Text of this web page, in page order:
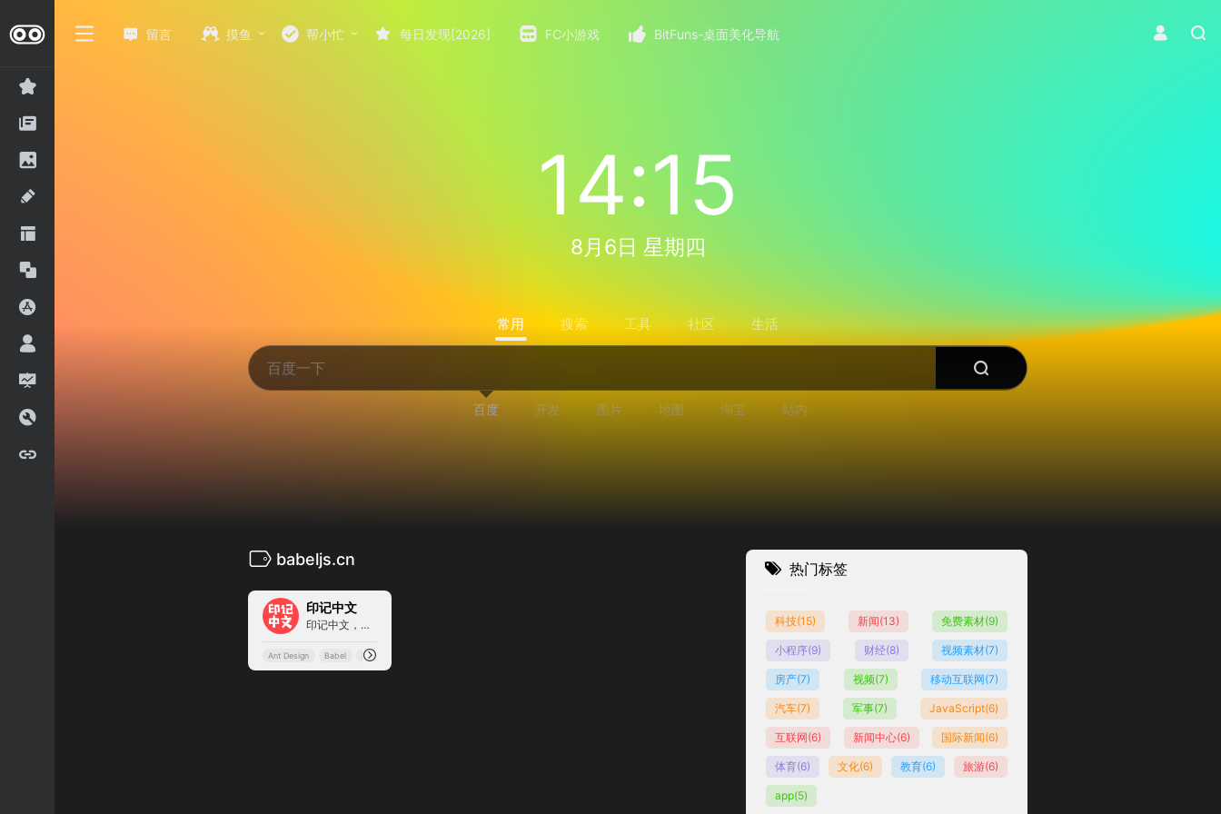
留言 摸鱼 帮小忙 每日发现[2026] FC小游戏 BitFuns-桌面美化导航
14:15
8月6日 星期四
常用 搜索 工具 社区 生活
百度 开发 图片 地图 淘宝 站内
babeljs.cn
印记中文
印记中文，深入挖掘国外前端新领域，为中国 Web 前端开发人员提供优质文档!!
Ant Design Babel Babel 中文文档
热门标签
科技(15) 新闻(13) 免费素材(9)
小程序(9) 财经(8) 视频素材(7)
房产(7) 视频(7) 移动互联网(7)
汽车(7) 军事(7) JavaScript(6)
互联网(6) 新闻中心(6) 国际新闻(6)
体育(6) 文化(6) 教育(6) 旅游(6)
app(5)